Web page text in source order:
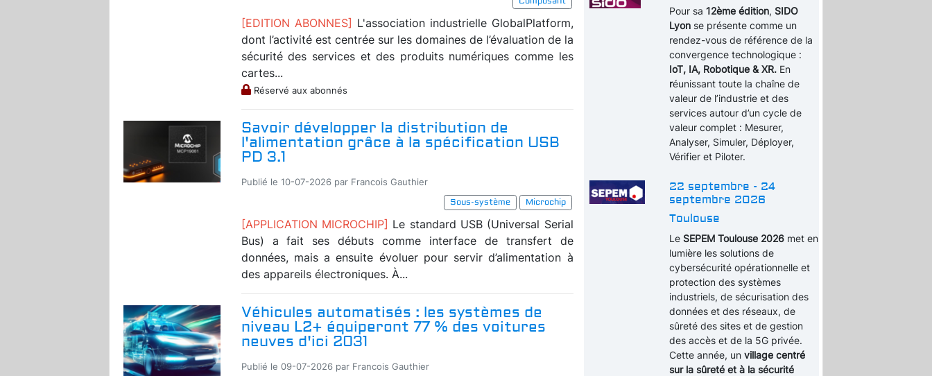
[EDITION ABONNES] L'association industrielle GlobalPlatform,
dont l’activité est centrée sur les domaines de l’évaluation de la
sécurité des services et des produits numériques comme les
cartes...
Réservé aux abonnés
Savoir développer la distribution de
l'alimentation grâce à la spécification USB
PD 3.1
Publié le 10-07-2026 par Francois Gauthier
Sous-système
Microchip
[APPLICATION MICROCHIP] Le standard USB (Universal Serial
Bus) a fait ses débuts comme interface de transfert de
données, mais a ensuite évoluer pour servir d’alimentation à
des appareils électroniques. À...
Véhicules automatisés : les systèmes de
niveau L2+ équiperont 77 % des voitures
neuves d'ici 2031
Publié le 09-07-2026 par Francois Gauthier
Pour sa 12ème édition, SIDO
Lyonse présente comme un
rendez-vous de référence de la
convergence technologique :
IoT, IA, Robotique & XR. En
réunissant toute la chaîne de
valeur de l’industrie et des
services autour d’un cycle de
valeur complet : Mesurer,
Analyser, Simuler, Déployer,
Vérifier et Piloter.
22 septembre - 24
septembre 2026
Toulouse
Le SEPEM Toulouse 2026met en
lumière les solutions de
cybersécurité opérationnelle et
protection des systèmes
industriels, de sécurisation des
données et des réseaux, de
sûreté des sites et de gestion
des accès et de la 5G privée.
Cette année, un village centré
sur la sûreté et à la sécurité